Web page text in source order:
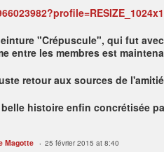
"Crépuscule", qui fut
entre les membres est
retour aux sources de
belle histoire enfin concrétisée
Magotte 25 février 2015 at 8:40